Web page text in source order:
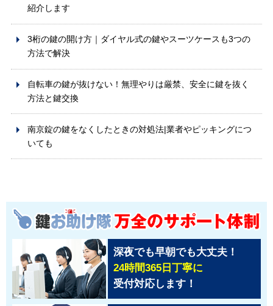
紹介します
3桁の鍵の開け方｜ダイヤル式の鍵やスーツケースも3つの
方法で解決
自転車の鍵が抜けない！無理やりは厳禁、安全に鍵を抜く
方法と鍵交換
南京錠の鍵をなくしたときの対処法|業者やピッキングにつ
いても
深夜でも早朝でも大丈夫！
24時間365日丁寧に
受付対応します！